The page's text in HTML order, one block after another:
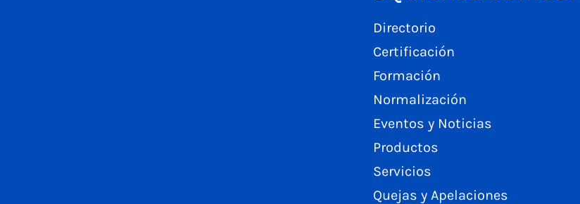
Directorio
Certificación
Formación
Normalización
Eventos y Noticias
Productos
Servicios
Quejas y Apelaciones